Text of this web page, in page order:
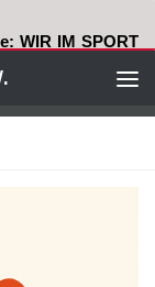
IM SPORT